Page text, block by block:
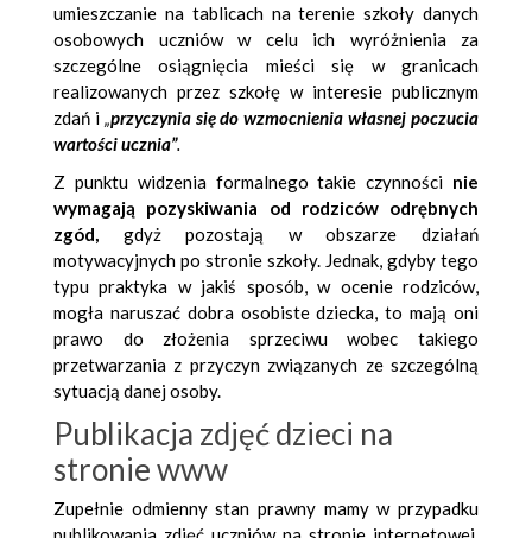
umieszczanie na tablicach na terenie szkoły danych
osobowych uczniów w celu ich wyróżnienia za
szczególne osiągnięcia mieści się w granicach
realizowanych przez szkołę w interesie publicznym
zdań i „przyczynia się do wzmocnienia własnej poczucia
wartości ucznia”.
Z punktu widzenia formalnego takie czynności nie
wymagają pozyskiwania od rodziców odrębnych
zgód, gdyż pozostają w obszarze działań
motywacyjnych po stronie szkoły. Jednak, gdyby tego
typu praktyka w jakiś sposób, w ocenie rodziców,
mogła naruszać dobra osobiste dziecka, to mają oni
prawo do złożenia sprzeciwu wobec takiego
przetwarzania z przyczyn związanych ze szczególną
sytuacją danej osoby.
Publikacja zdjęć dzieci na
stronie www
Zupełnie odmienny stan prawny mamy w przypadku